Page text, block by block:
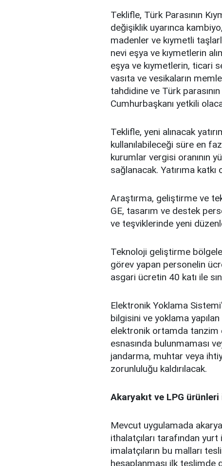
Teklifle, Türk Parasının
değişiklik uyarınca
madenler ve kıymetli
nevi eşya ve kıymetlerin
eşya ve kıymetlerin, ticari
vasıta ve vesikaların
tahdidine ve Türk
Cumhurbaşkanı yetkili
Teklifle, yeni alınacak
kullanılabileceği süre en
kurumlar vergisi oranının
sağlanacak. Yatırıma katkı
Araştırma, geliştirme ve
GE, tasarım ve destek
ve teşviklerinde yeni
Teknoloji geliştirme
görev yapan personelin
asgari ücretin 40 katı ile
Elektronik Yoklama
bilgisini ve yoklama
elektronik ortamda tanzim
esnasında bulunmaması
jandarma, muhtar veya
zorunluluğu kaldırılacak.
Akaryakıt ve LPG
Mevcut uygulamada
ithalatçıları tarafından
imalatçıların bu malları
hesaplanması ilk teslimde